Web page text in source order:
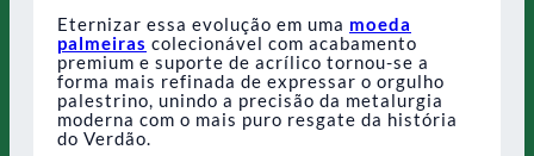
Eternizar essa evolução em uma moeda
palmeiras colecionável com acabamento
premium e suporte de acrílico tornou-se a
forma mais refinada de expressar o orgulho
palestrino, unindo a precisão da metalurgia
moderna com o mais puro resgate da história
do Verdão.